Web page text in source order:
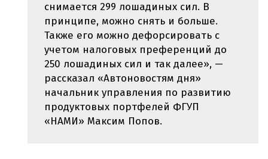
снимается 299 лошадиных сил. В
принципе, можно снять и больше.
Также его можно дефорсировать с
учетом налоговых преференций до
250 лошадиных сил и так далее», —
рассказал «Автоновостям дня»
начальник управления по развитию
продуктовых портфелей ФГУП
«НАМИ» Максим Попов.